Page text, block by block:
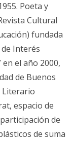
Poeta y
Cultural
fundada
Interés
el año 2000,
de Buenos
Literario
espacio de
de
de suma